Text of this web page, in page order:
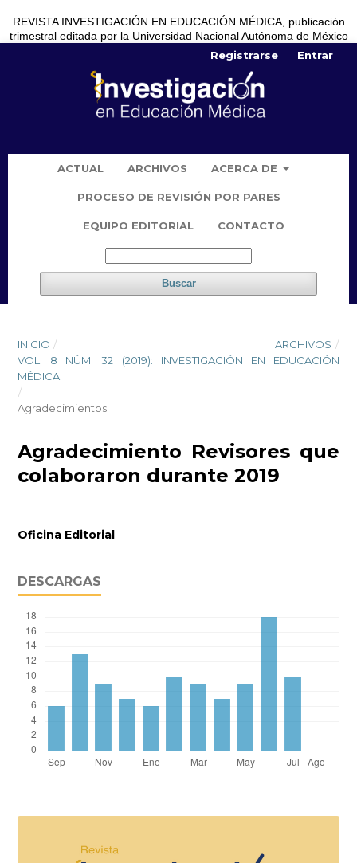
REVISTA INVESTIGACIÓN EN EDUCACIÓN MÉDICA, publicación
trimestral editada por la Universidad Nacional Autónoma de México
ACTUAL ARCHIVOS ACERCA DE
PROCESO DE REVISIÓN POR PARES
EQUIPO EDITORIAL CONTACTO
Buscar
Registrarse Entrar
INICIO / ARCHIVOS /
VOL. 8 NÚM. 32 (2019): INVESTIGACIÓN EN EDUCACIÓN
MÉDICA
/
Agradecimientos
Agradecimiento Revisores que
colaboraron durante 2019
Oficina Editorial
DESCARGAS